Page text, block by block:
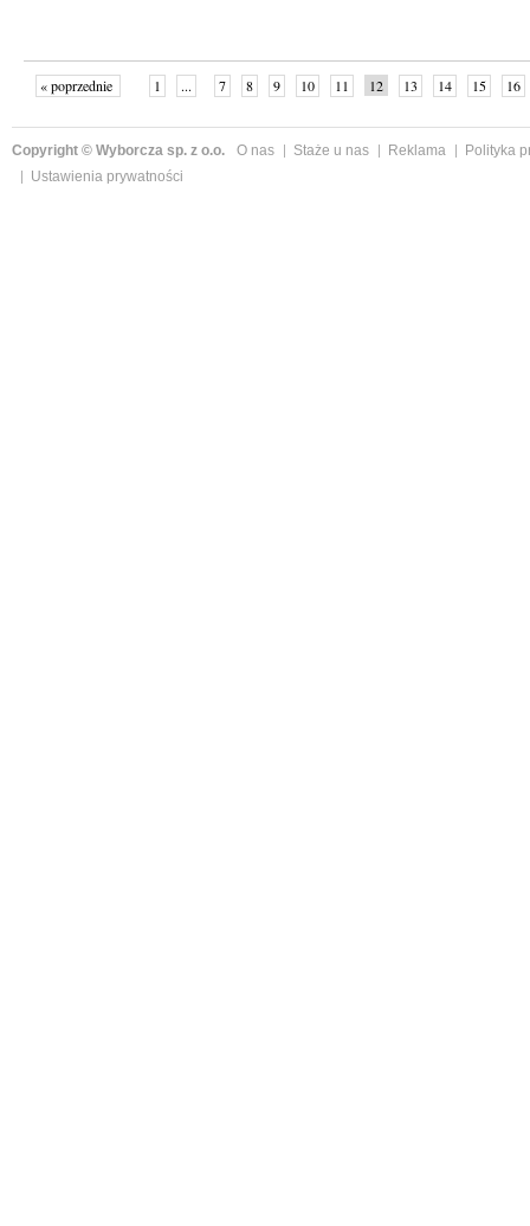
« poprzednie 1 ... 7 8 9 10 11 12 13 14 15 16
Copyright © Wyborcza sp. z o.o. O nas Staże u nas Reklama
Polityka
Ustawienia prywatności